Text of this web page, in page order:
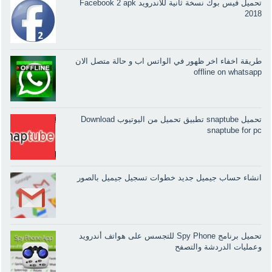
تحميل فيس بوك نسخة ثانية للاندرويد Facebook 2 apk
2018
طريقة اخفاء اخر ظهور في الواتس اب و حالة متصل الان
offline on whatsapp
تحميل snaptube تطبيق تحميل من اليوتيوب Download
snaptube for pc
انشاء حساب جيميل جديد خطوات تسجيل جيميل بالصور
تحميل برنامج Spy Phone للتجسس على هواتف أندرويد
وعمليات الدردشة والتصفح